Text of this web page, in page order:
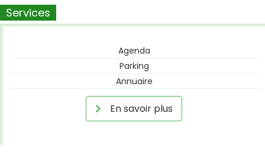
Services
Agenda
Parking
Annuaire
En savoir plus